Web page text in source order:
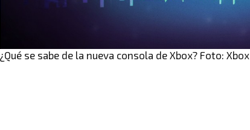
¿Qué se sabe de la nueva consola de Xbox? Foto: Xbox